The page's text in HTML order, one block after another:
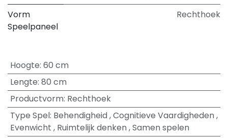
Vorm
Speelpaneel
Rechthoek
Hoogte: 60 cm
Lengte: 80 cm
Productvorm: Rechthoek
Type Spel: Behendigheid,Cognitieve Vaardigheden,
Evenwicht , Ruimtelijk denken,Samen spelen